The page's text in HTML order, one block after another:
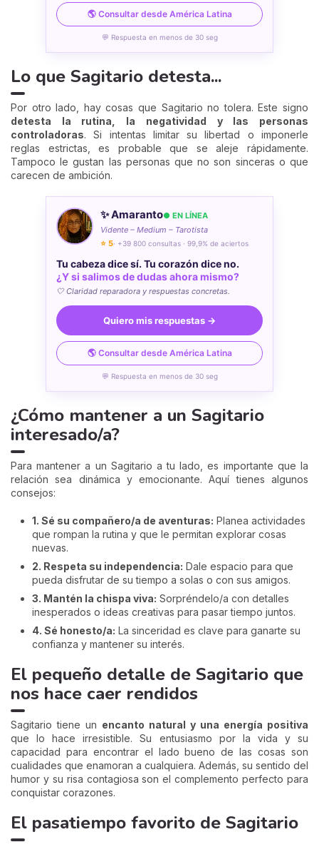
🌎 Consultar desde América Latina
💬 Respuesta en menos de 30 seg
Lo que Sagitario detesta...
Por otro lado, hay cosas que Sagitario no tolera. Este signo
detesta la rutina, la negatividad y las personas
controladoras. Si intentas limitar su libertad o imponerle
reglas estrictas, es probable que se aleje rápidamente.
Tampoco le gustan las personas que no son sinceras o que
carecen de ambición.
✨ Amaranto● EN LÍNEA
Vidente – Medium – Tarotista
⭐ 5· +39 800 consultas · 99,9% de aciertos
Tu cabeza dice sí. Tu corazón dice no.
¿Y si salimos de dudas ahora mismo?
🤍 Claridad reparadora y respuestas concretas.
Quiero mis respuestas →
🌎 Consultar desde América Latina
💬 Respuesta en menos de 30 seg
¿Cómo mantener a un Sagitario
interesado/a?
Para mantener a un Sagitario a tu lado, es importante que la
relación sea dinámica y emocionante. Aquí tienes algunos
consejos:
1. Sé su compañero/a de aventuras: Planea actividades
que rompan la rutina y que le permitan explorar cosas
nuevas.
2. Respeta su independencia: Dale espacio para que
pueda disfrutar de su tiempo a solas o con sus amigos.
3. Mantén la chispa viva: Sorpréndelo/a con detalles
inesperados o ideas creativas para pasar tiempo juntos.
4. Sé honesto/a: La sinceridad es clave para ganarte su
confianza y mantener su interés.
El pequeño detalle de Sagitario que
nos hace caer rendidos
Sagitario tiene un encanto natural y una energía positiva
que lo hace irresistible. Su entusiasmo por la vida y su
capacidad para encontrar el lado bueno de las cosas son
cualidades que enamoran a cualquiera. Además, su sentido del
humor y su risa contagiosa son el complemento perfecto para
conquistar corazones.
El pasatiempo favorito de Sagitario